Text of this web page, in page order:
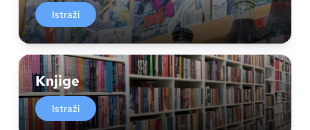
Istraži
Knjige
Istraži